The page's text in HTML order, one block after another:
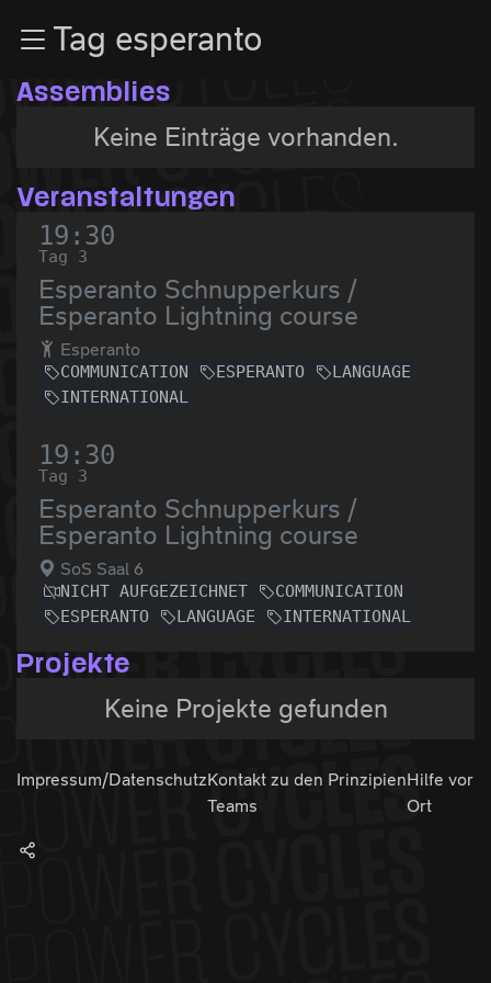
Zum InhaltTag esperanto
Assemblies
Keine Einträge vorhanden.
Veranstaltungen
19:30
Tag 3
Esperanto Schnupperkurs /
Esperanto Lightning course
Esperanto
COMMUNICATION ESPERANTO
LANGUAGE
INTERNATIONAL
19:30
Tag 3
Esperanto Schnupperkurs /
Esperanto Lightning course
SoS Saal 6
NICHT AUFGEZEICHNET
COMMUNICATION
ESPERANTO
LANGUAGE INTERNATIONAL
Projekte
Keine Projekte gefunden
Impressum/DatenschutzKontakt zu den
Teams
PrinzipienHilfe vor
Ort